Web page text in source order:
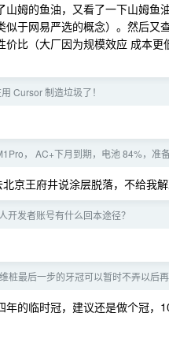
姆的鱼油，又看了一下山姆鱼
于网易严选的概念）。然后又
比（大厂因为规模效应 成本
Cursor 制造垃圾了！
， AC+下月到期，电池 84%，准
京王府井说涂层脱落，不给我
开发者账号有什么回本途径？
桩最后一步的牙冠可以暂时不弄以后
的临时冠，建议还是做个冠，